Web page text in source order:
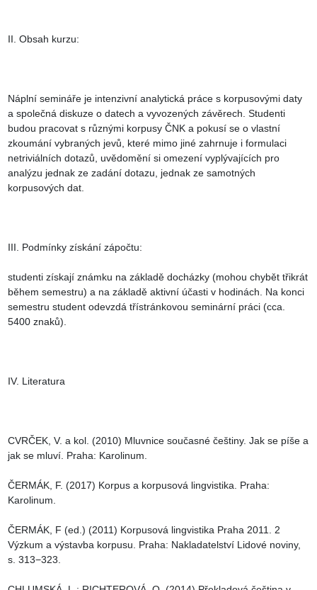
II. Obsah kurzu:
Náplní semináře je intenzivní analytická práce s korpusovými daty
a společná diskuze o datech a vyvozených závěrech. Studenti
budou pracovat s různými korpusy ČNK a pokusí se o vlastní
zkoumání vybraných jevů, které mimo jiné zahrnuje i formulaci
netriviálních dotazů, uvědomění si omezení vyplývajících pro
analýzu jednak ze zadání dotazu, jednak ze samotných
korpusových dat.
III. Podmínky získání zápočtu:
studenti získají známku na základě docházky (mohou chybět třikrát
během semestru) a na základě aktivní účasti v hodinách. Na konci
semestru student odevzdá třístránkovou seminární práci (cca.
5400 znaků).
IV. Literatura
CVRČEK, V. a kol. (2010) Mluvnice současné češtiny. Jak se píše a
jak se mluví. Praha: Karolinum.
ČERMÁK, F. (2017) Korpus a korpusová lingvistika. Praha:
Karolinum.
ČERMÁK, F (ed.) (2011) Korpusová lingvistika Praha 2011. 2
Výzkum a výstavba korpusu. Praha: Nakladatelství Lidové noviny,
s. 313−323.